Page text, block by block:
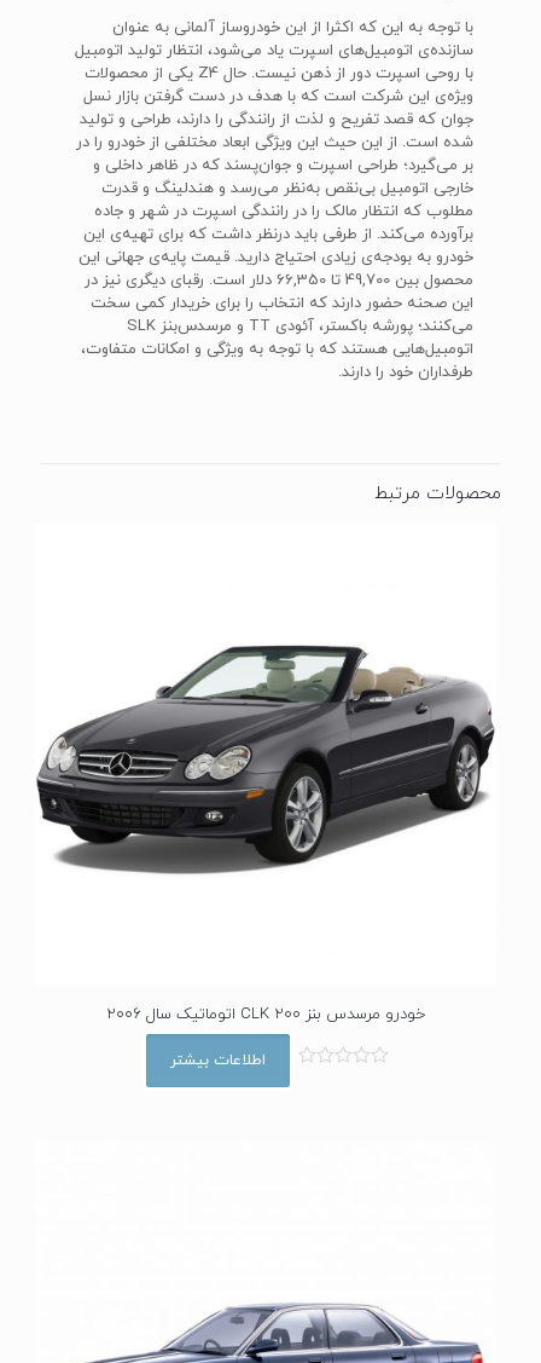
با توجه به این که اکثرا از این خودروساز آلمانی به عنوان
سازنده‌ی اتومبیل‌های اسپرت یاد می‌شود، انتظار تولید اتومبیل
با روحی اسپرت دور از ذهن نیست. حال Z4 یکی از محصولات
ویژه‌ی این شرکت است که با هدف در دست گرفتن بازار نسل
جوان که قصد تفریح و لذت از رانندگی را دارند، طراحی و تولید
شده است. از این حیث این ویژگی‌ ابعاد مختلفی از خودرو را در
بر می‌گیرد؛ طراحی اسپرت و جوان‌پسند که در ظاهر داخلی و
خارجی اتومبیل بی‌نقص به‌نظر می‌رسد و هندلینگ و قدرت
مطلوب که انتظار مالک را در رانندگی اسپرت در شهر و جاده
برآورده می‌کند. از طرفی باید درنظر داشت که برای تهیه‌ی این
خودرو به بودجه‌ی زیادی احتیاج دارید. قیمت پایه‌ی جهانی این
محصول بین 49,700 تا 66,350 دلار است. رقبای دیگری نیز در
این صحنه حضور دارند که انتخاب را برای خریدار کمی سخت
می‌کنند؛ پورشه باکستر، آئودی TT و مرسدس‌بنز SLK
اتومبیل‌هایی هستند که با توجه به ویژگی‌ و امکانات متفاوت،
طرفداران خود را دارند.
محصولات مرتبط
خودرو مرسدس بنز CLK 200 اتوماتیک سال 2006
اطلاعات بیشتر